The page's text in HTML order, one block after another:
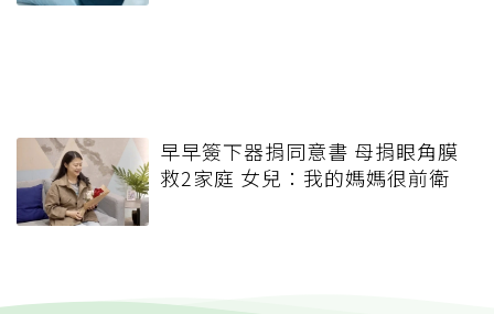
早早簽下器捐同意書 母捐眼角膜
救2家庭 女兒：我的媽媽很前衛